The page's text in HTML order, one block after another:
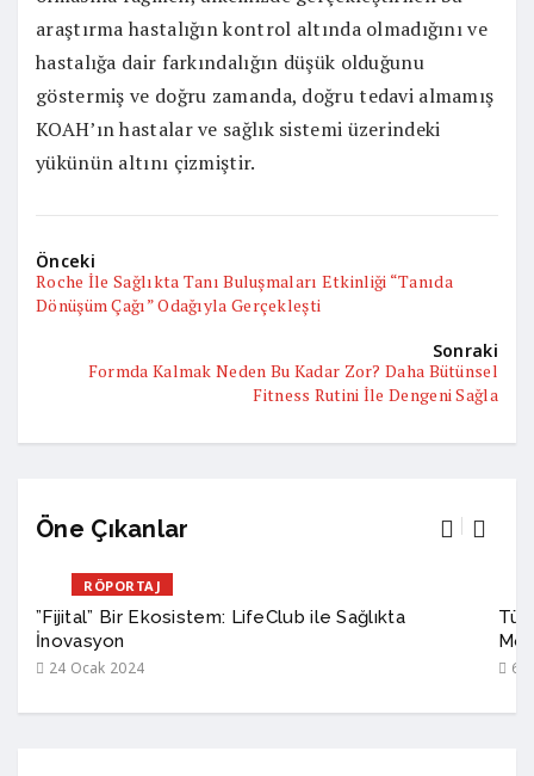
araştırma hastalığın kontrol altında olmadığını ve
hastalığa dair farkındalığın düşük olduğunu
göstermiş ve doğru zamanda, doğru tedavi almamış
KOAH’ın hastalar ve sağlık sistemi üzerindeki
yükünün altını çizmiştir.
Önceki
Roche İle Sağlıkta Tanı Buluşmaları Etkinliği “Tanıda
Dönüşüm Çağı” Odağıyla Gerçekleşti
Sonraki
Formda Kalmak Neden Bu Kadar Zor? Daha Bütünsel
Fitness Rutini İle Dengeni Sağla
Öne Çıkanlar
RÖPORTAJ
”Fijital” Bir Ekosistem: LifeClub ile Sağlıkta
İnovasyon
24 Ocak 2024 6